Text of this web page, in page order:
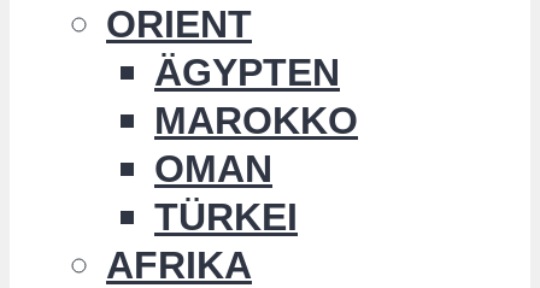
ORIENT
ÄGYPTEN
MAROKKO
OMAN
TÜRKEI
AFRIKA